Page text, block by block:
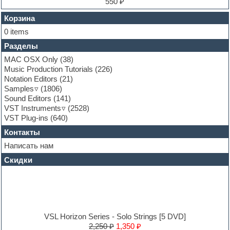
FL Studio
Flute
Folk samples
Fruityloops
Funk
Garritan
General MIDI kits
Guitar emulation
Guitar loops
Guitar processing and effects
Hands-up samples
Hardstyle
Heavy metal sample packs
Hip-hop
House music
Hypersonic
Jazz
Корзина
0 items
Разделы
MAC OSX Only (38)
Music Production Tutorials (226)
Notation Editors (21)
Samples
(1806)
Sound Editors (141)
VST Instruments
(2528)
VST Plug-ins (640)
Контакты
Написать нам
Скидки
VSL Horizon Series - Solo Strings [5 DVD]
2,250 ₽ 1,350 ₽